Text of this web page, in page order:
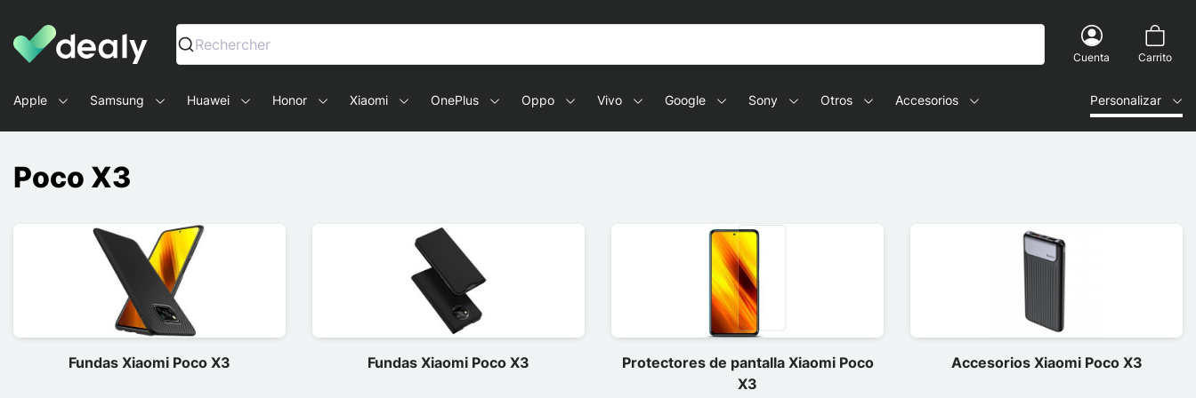
Dealy - Fundas y accesorios para smartphones y tablets
Rechercher
Cuenta Carrito
Apple Samsung Huawei Honor Xiaomi OnePlus Oppo Vivo Google Sony Otros Accesorios Personalizar
Poco X3
Fundas Xiaomi Poco X3 Fundas Xiaomi Poco X3
Protectores de pantalla Xiaomi Poco
X3
Accesorios Xiaomi Poco X3